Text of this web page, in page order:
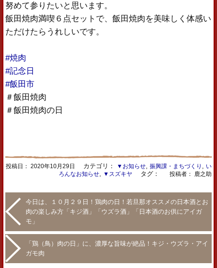
努めて参りたいと思います。
飯田焼肉満喫６点セットで、飯田焼肉を美味しく体感い
ただけたらうれしいです。
#焼肉
#記念日
#飯田市
＃飯田焼肉
＃飯田焼肉の日
投稿日： 2020年10月29日 カテゴリ： ▼お知らせ, 振興課・まちづくり
い
ろんなお知らせ, ▼スズキヤ タグ： 投稿者： 鹿之助
今日は、１０月２９日！鶏肉の日！若旦那オススメの日本酒とお
肉の楽しみ方「キジ酒」「ウズラ酒」「日本酒のお供にアイガ
モ」
「鶏（鳥）肉の日」に、濃厚な旨味が絶品！キジ・ウズラ・アイ
ガモ肉